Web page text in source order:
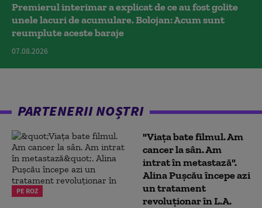
Premierul interimar a explicat de ce au fost golite
unele lacuri de acumulare. Bolojan: Acum sunt
reumplute aceste baraje
07.08.2026
PARTENERII NOȘTRI
PE ROZ
"Viața bate filmul. Am
cancer la sân. Am
intrat în metastază".
Alina Pușcău începe azi
un tratament
revoluționar în L.A.